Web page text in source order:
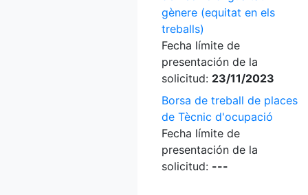
gènere (equitat en els
treballs)
Fecha límite de
presentación de la
solicitud: 23/11/2023
Borsa de treball de places
de Tècnic d'ocupació
Fecha límite de
presentación de la
solicitud: ---